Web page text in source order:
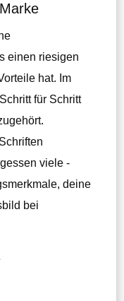
einen riesigen
hat. Im
für Schritt
viele -
deine
bei